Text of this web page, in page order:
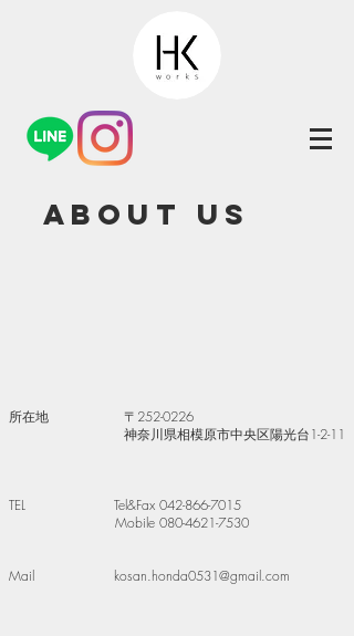
​About us
所在地 〒252-0226
神奈川県相模原市中央区陽光台1-2-11
​TEL Tel&Fax 042-866-7015
Mobile 080-4621-7530
Mail kosan.honda0531@gmail.com